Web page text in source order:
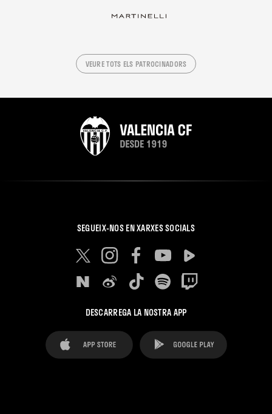
VEURE TOTS ELS PATROCINADORS
SEGUEIX-NOS EN XARXES SOCIALS
DESCARREGA LA NOSTRA APP